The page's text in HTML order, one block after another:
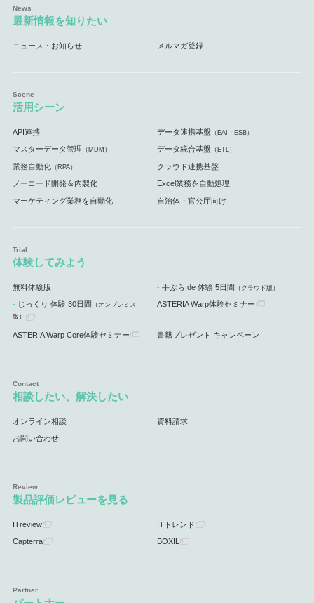
最新情報を知りたい
ニュース・お知らせ メルマガ登録
活用シーン
API連携 データ連携基盤 （EAI・ESB）
マスターデータ管理 （MDM） データ統合基盤 （ETL）
業務自動化（RPA） クラウド連携基盤
ノーコード開発＆内製化 Excel業務を自動処理
マーケティング業務を自動化 自治体・官公庁向け
体験してみよう
無料体験版 手ぶら de 体験 5日間 （クラウド版）
じっくり 体験 30日間 （オンプレミス
版）
ASTERIA Warp体験セミナー
ASTERIA Warp Core体験セミナー 書籍プレゼント キャンペーン
相談したい、解決したい
オンライン相談 資料請求
お問い合わせ
製品評価レビューを見る
ITreview ITトレンド
Capterra BOXIL